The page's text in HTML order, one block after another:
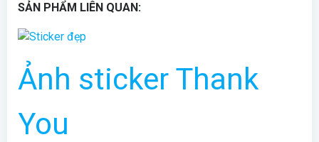
SẢN PHẨM LIÊN QUAN:
Ảnh sticker Thank
You